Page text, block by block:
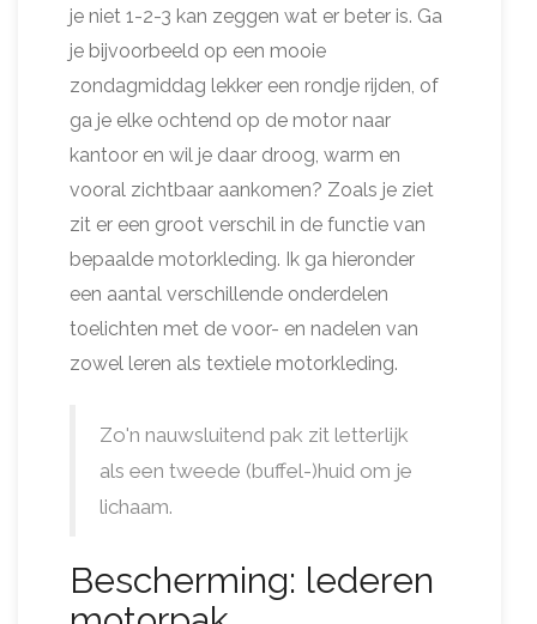
je niet 1-2-3 kan zeggen wat er beter is. Ga
je bijvoorbeeld op een mooie
zondagmiddag lekker een rondje rijden, of
ga je elke ochtend op de motor naar
kantoor en wil je daar droog, warm en
vooral zichtbaar aankomen? Zoals je ziet
zit er een groot verschil in de functie van
bepaalde motorkleding. Ik ga hieronder
een aantal verschillende onderdelen
toelichten met de voor- en nadelen van
zowel leren als textiele motorkleding.
Zo'n nauwsluitend pak zit letterlijk
als een tweede (buffel-)huid om je
lichaam.
Bescherming: lederen